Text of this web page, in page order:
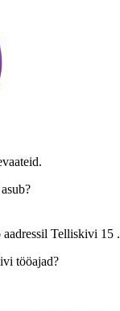
Telliskivi 15 .
tööajad?